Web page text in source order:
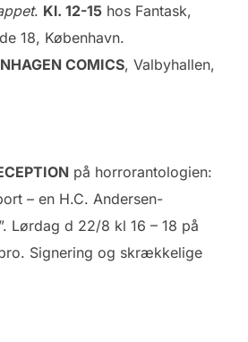
. Kl. 12-15 hos Fantask,
18, København.
COMICS, Valbyhallen,
på horrorantologien:
– en H.C. Andersen-
Lørdag d 22/8 kl 16 – 18 på
Signering og skrækkelige